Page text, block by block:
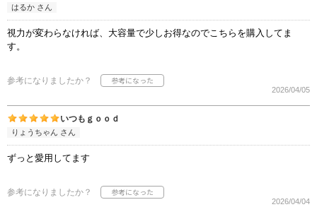
はるか さん
視力が変わらなければ、大容量で少しお得なのでこちらを購入してま
す。
参考になりましたか？
2026/04/05
いつもｇｏｏｄ
りょうちゃん さん
ずっと愛用してます
参考になりましたか？
2026/04/04